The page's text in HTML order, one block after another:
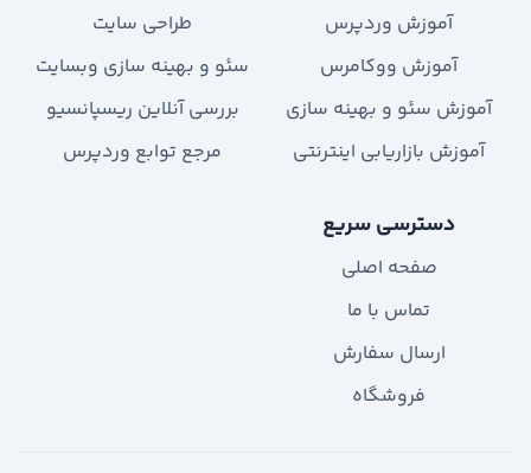
آموزش وردپرس
آموزش ووکامرس
آموزش سئو و بهینه سازی
آموزش بازاریابی اینترنتی
طراحی سایت
سئو و بهینه سازی وبسایت
بررسی آنلاین ریسپانسیو
مرجع توابع وردپرس
دسترسی سریع
صفحه اصلی
تماس با ما
ارسال سفارش
فروشگاه